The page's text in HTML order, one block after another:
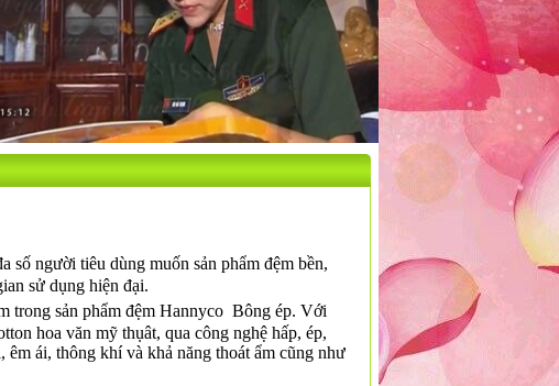
số người tiêu dùng muốn sản phẩm đệm bền,
sử dụng hiện đại.
trong sản phẩm đệm Hannyco Bông ép. Với
hoa văn mỹ thụât, qua công nghệ hấp, ép,
ái, thông khí và khả năng thoát ẩm cũng như